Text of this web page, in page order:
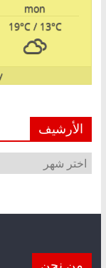
mon
19°C/ 13°C
الأرشيف
الأرشيف
من نحن